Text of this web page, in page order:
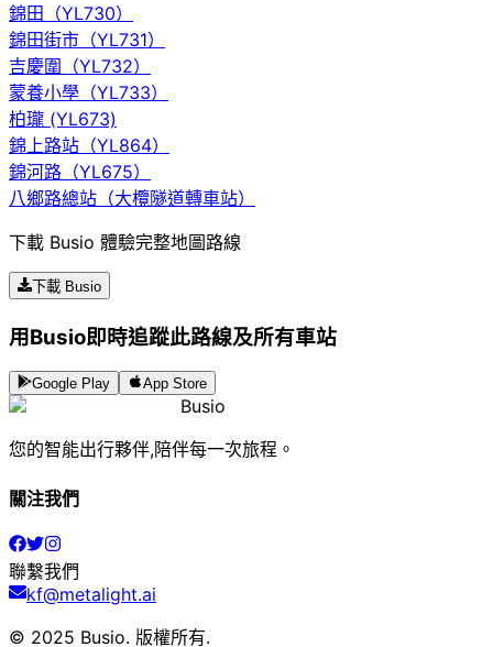
錦田（YL730）
錦田街市（YL731）
吉慶圍（YL732）
蒙養小學（YL733）
柏瓏 (YL673)
錦上路站（YL864）
錦河路（YL675）
八鄉路總站（大欖隧道轉車站）
下載 Busio 體驗完整地圖路線
下載 Busio
用Busio即時追蹤此路線及所有車站
Google Play App Store
Busio
您的智能出行夥伴,陪伴每一次旅程。
關注我們
聯繫我們
kf@metalight.ai
© 2025 Busio. 版權所有.